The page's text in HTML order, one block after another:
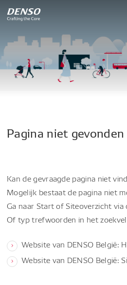
Pagina niet gevonden
Kan de gevraagde pagina niet
Mogelijk bestaat de pagina niet
Ga naar Start of Siteoverzicht via
Of typ trefwoorden in het
Website van DENSO België:
Website van DENSO België: